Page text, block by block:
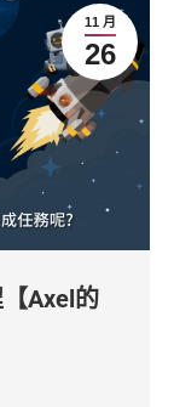
11 月
26
Axel的